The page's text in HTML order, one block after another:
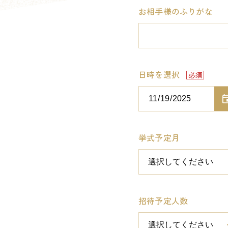
お相手様のふりがな
日時を選択
挙式予定月
招待予定人数